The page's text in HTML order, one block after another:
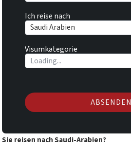
Ich reise nach
Saudi Arabien
Visumkategorie
ABSENDEN
Sie reisen nach Saudi-Arabien?